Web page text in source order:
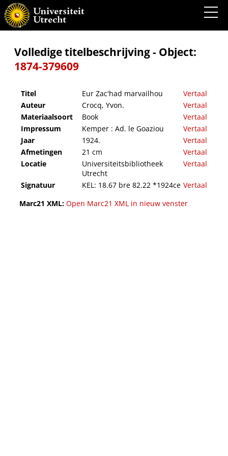
Eur Zac'had marvailhou
Volledige titelbeschrijving - Object:
1874-379609
Titel Eur Zac'had marvailhou
Vertaal
Auteur
Crocq, Yvon.
Vertaal
Materiaalsoort
Book
Vertaal
Impressum
Kemper : Ad. le Goaziou
Vertaal
Jaar
1924.
Vertaal
Afmetingen
21 cm
Vertaal
Locatie
Universiteitsbibliotheek
Utrecht
Vertaal
Signatuur KEL: 18.67 bre 82.22 *1924ce Vertaal
Marc21 XML: Open Marc21 XML in nieuw venster